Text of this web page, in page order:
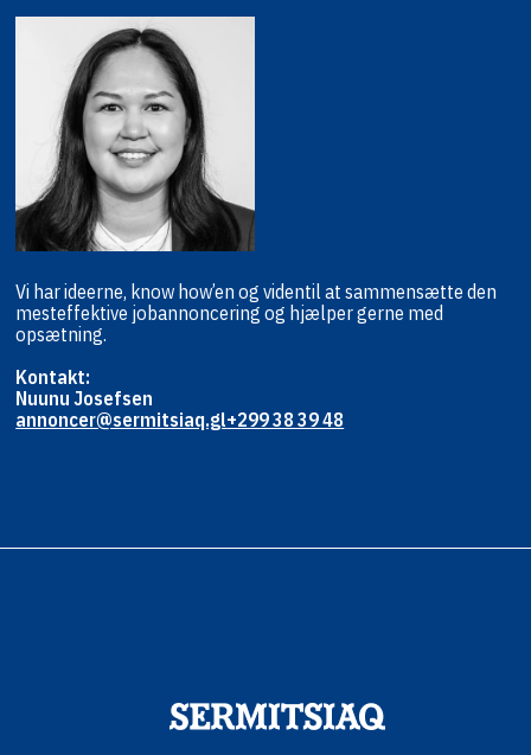
Vi har ideerne, know how’en og videntil at sammensætte den
mesteffektive jobannoncering og hjælpergerne med
opsætning.
Kontakt:
Nuunu Josefsen
annoncer@sermitsiaq.gl+299 38 39 48